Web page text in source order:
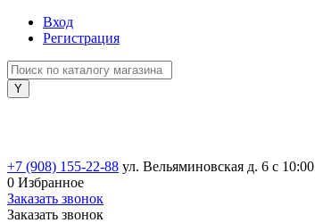
Вход
Регистрация
+7 (908) 155-22-88 ул. Вельяминовская д. 6 с
0 Избранное
Заказать звонок
Заказать звонок